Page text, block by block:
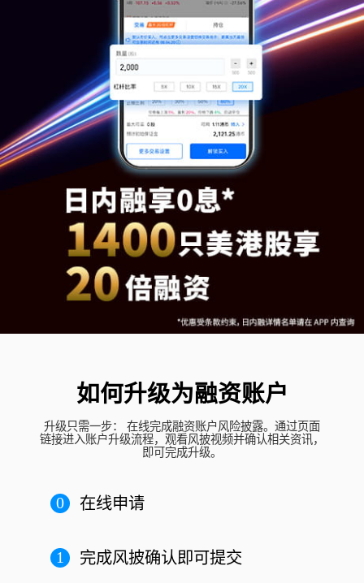
如何升级为融资账户
升级只需一步： 在线完成融资账户风险披露。通过页面
链接进入账户升级流程，观看风披视频并确认相关资讯，
即可完成升级。
0 在线申请
1 完成风披确认即可提交